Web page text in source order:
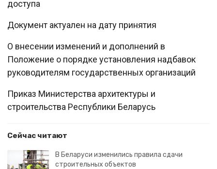
доступа
Документ актуален на дату принятия
О внесении изменений и дополнений в
Положение о порядке установления надбавок
руководителям государственных организаций
Приказ Министерства архитектуры и
строительства Республики Беларусь
Сейчас читают
В Беларуси изменились правила сдачи
строительных объектов